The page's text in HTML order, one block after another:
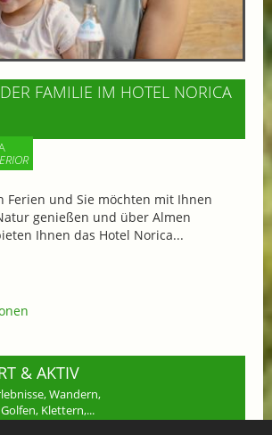
FAMILIE IM HOTEL NORICA
Ferien und Sie möchten mit Ihnen
genießen und über Almen
Ihnen das Hotel Norica...
& AKTIV
Wandern,
Klettern,...